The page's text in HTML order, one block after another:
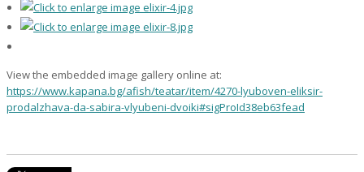
View the embedded image gallery online at:
https://www.kapana.bg/afish/teatar/item/4270-lyuboven-eliksir-
prodalzhava-da-sabira-vlyubeni-dvoiki#sigProId38eb63fead